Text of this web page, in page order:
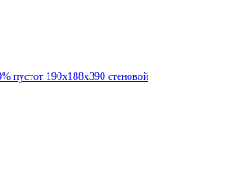
пустот 190х188х390 стеновой